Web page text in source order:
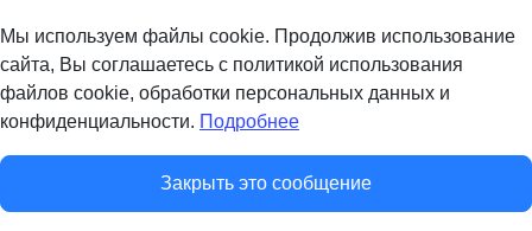
Мы используем файлы cookie. Продолжив использование
сайта, Вы соглашаетесь с политикой использования
файлов cookie, обработки персональных данных и
конфиденциальности. Подробнее
Закрыть это сообщение